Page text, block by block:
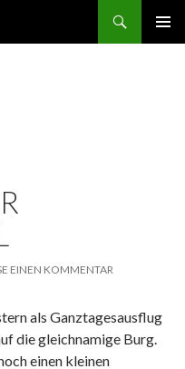
EINEN KOMMENTAR
als Ganztagesausflug
die gleichnamige Burg.
einen kleinen